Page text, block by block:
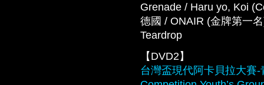
Grenade / Haru yo, Koi
德國 / ONAIR (金牌第一
Teardrop
【DVD2】
台灣盃現代阿卡貝拉大賽